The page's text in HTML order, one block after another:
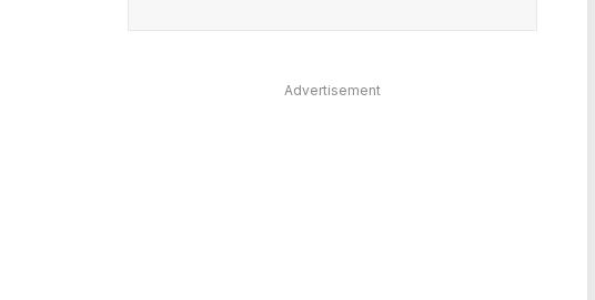
Advertisement